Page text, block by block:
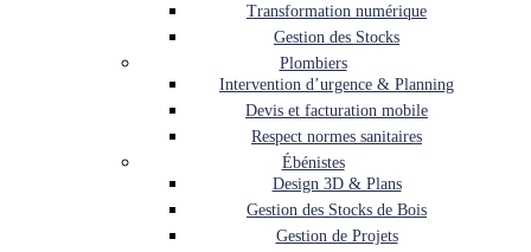
Transformation numérique
Gestion des Stocks
Plombiers
Intervention d’urgence & Planning
Devis et facturation mobile
Respect normes sanitaires
Ébénistes
Design 3D & Plans
Gestion des Stocks de Bois
Gestion de Projets